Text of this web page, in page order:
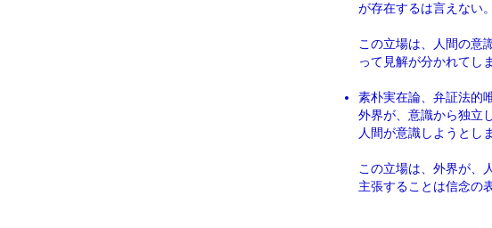
が存在するは言えない。
この立場は、人間の意
って見解が分かれてし
素朴実在論、弁証法的
外界が、意識から独立
人間が意識しようとし
この立場は、外界が、
主張することは信念の